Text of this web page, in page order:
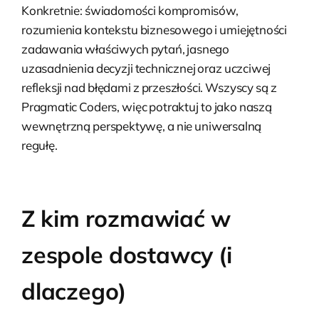
Konkretnie: świadomości kompromisów,
rozumienia kontekstu biznesowego i umiejętności
zadawania właściwych pytań, jasnego
uzasadnienia decyzji technicznej oraz uczciwej
refleksji nad błędami z przeszłości. Wszyscy są z
Pragmatic Coders, więc potraktuj to jako naszą
wewnętrzną perspektywę, a nie uniwersalną
regułę.
Z kim rozmawiać w
zespole dostawcy (i
dlaczego)